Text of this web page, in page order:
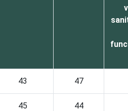
43 47
45 44